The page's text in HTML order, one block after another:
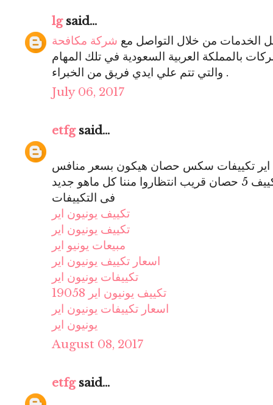
lgsaid...
الخدمات من خلال التواصل مع شركة مكافحة
بالمملكة العربية السعودية في تلك المهام
والتي تتم علي ايدي فريق من الخبراء .
July 06, 2017
etfgsaid...
اير تكييفات سكس حصان هيكون بسعر منافس
للشركات التانيه وهيكون متوفر تكييف 5 حصان قريب انتظاروا مننا كل ماهو جديد
فى التكييفات
تكييف يونيون اير
تكييف يونيون اير
مبيعات يونيو اير
اسعار تكييف يونيون اير
تكييفات يونيون اير
تكييف يونيون اير 19058
اسعار تكييفات يونيون اير
يونيون اير
August 08, 2017
etfgsaid...